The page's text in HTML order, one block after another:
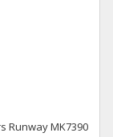
Runway MK7390